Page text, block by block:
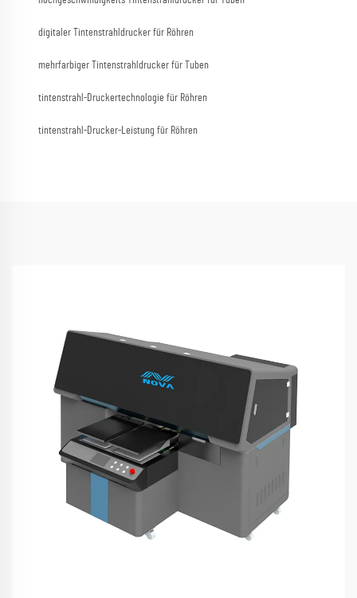
digitaler Tintenstrahldrucker für Röhren
mehrfarbiger Tintenstrahldrucker für Tuben
tintenstrahl-Druckertechnologie für Röhren
tintenstrahl-Drucker-Leistung für Röhren